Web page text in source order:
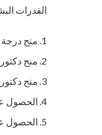
القدرات
منح درجة
منح
منح
الحصول
الحصول